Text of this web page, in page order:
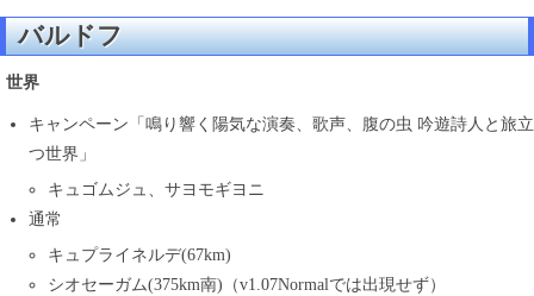
バルドフ
世界
キャンペーン「鳴り響く陽気な演奏、歌声、腹の虫 吟遊詩人と旅立
つ世界」
キュゴムジュ、サヨモギヨニ
通常
キュプライネルデ(67km)
シオセーガム(375km南)（v1.07Normalでは出現せず）